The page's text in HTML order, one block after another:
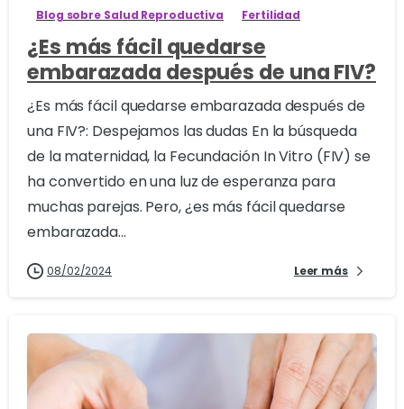
Blog sobre Salud Reproductiva Fertilidad
¿Es más fácil quedarse
embarazada después de una FIV?
¿Es más fácil quedarse embarazada después de
una FIV?: Despejamos las dudas En la búsqueda
de la maternidad, la Fecundación In Vitro (FIV) se
ha convertido en una luz de esperanza para
muchas parejas. Pero, ¿es más fácil quedarse
embarazada...
08/02/2024 Leer más